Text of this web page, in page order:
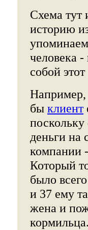
Схема тут
историю
человека -
собой
Например,
бы клиент
поскольку
деньги на
компании
Который
было
и 37 ему
жена и
кормильца.